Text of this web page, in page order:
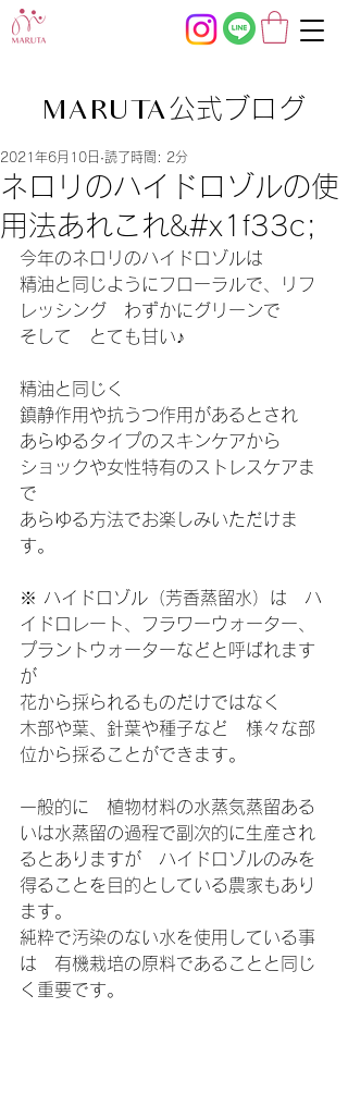
MARUTA公式ブログ
ネロリのハイドロゾルの使
用法あれこれ&#x1f33c;
2021年6月10日 読了時間: 2分
今年のネロリのハイドロゾルは
精油と同じようにフローラルで、リフ
レッシング　わずかにグリーンで
そして　とても甘い♪
精油と同じく
鎮静作用や抗うつ作用があるとされ
あらゆるタイプのスキンケアから
ショックや女性特有のストレスケアま
で
あらゆる方法でお楽しみいただけま
す。
※ ハイドロゾル（芳香蒸留水）は　ハ
イドロレート、フラワーウォーター、
プラントウォーターなどと呼ばれます
が
花から採られるものだけではなく
木部や葉、針葉や種子など　様々な部
位から採ることができます。
一般的に　植物材料の水蒸気蒸留ある
いは水蒸留の過程で副次的に生産され
るとありますが　ハイドロゾルのみを
得ることを目的としている農家もあり
ます。
純粋で汚染のない水を使用している事
は　有機栽培の原料であることと同じ
く重要です。